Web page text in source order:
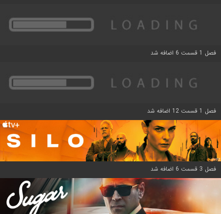
فصل 1 قسمت 6 اضافه شد
فصل 1 قسمت 12 اضافه شد
فصل 3 قسمت 6 اضافه شد